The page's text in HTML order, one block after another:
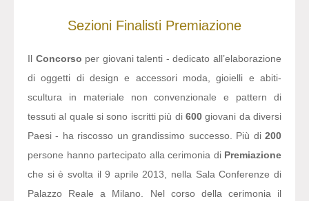
Sezioni Finalisti Premiazione
Il Concorso per giovani talenti - dedicato all’elaborazione
di oggetti di design e accessori moda, gioielli e abiti-
scultura in materiale non convenzionale e pattern di
tessuti al quale si sono iscritti più di 600giovani da diversi
Paesi - ha riscosso un grandissimo successo. Più di 200
persone hanno partecipato alla cerimonia di Premiazione
che si è svolta il 9 aprile 2013, nella Sala Conferenze di
Palazzo Reale a Milano. Nel corso della cerimonia il